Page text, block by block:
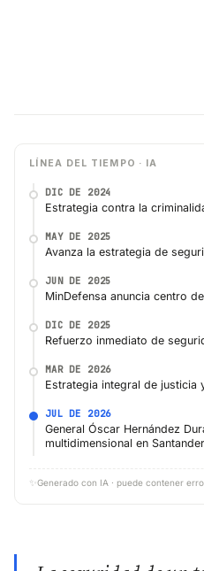
LÍNEA DEL TIEMPO · IA
DIC DE 2024
Estrategia contra la
MAY DE 2025
Avanza la estrategia de
JUN DE 2025
MinDefensa anuncia centro
DIC DE 2025
Refuerzo inmediato de
MAR DE 2026
Estrategia integral de justicia
JUL DE 2026
General Óscar Hernández
multidimensional en Santander
✨ Generado con IA · puede contener